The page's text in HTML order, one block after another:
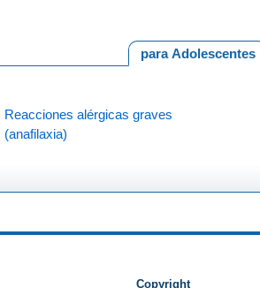
para Adolescentes
Reacciones alérgicas graves
(anafilaxia)
Copyright